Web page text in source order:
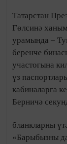
Татарстан
Гөлсинә
урамында –
беренче
участогына
үз
кабиналарга
Берничә
бланкларны
«Барыбызны